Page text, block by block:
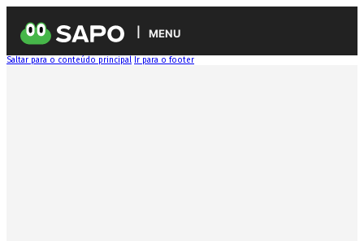
MENU
Saltar para o conteúdo principal Ir para o footer